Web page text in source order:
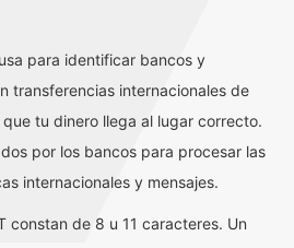
para identificar bancos y
transferencias internacionales de
tu dinero llega al lugar correcto.
por los bancos para procesar las
internacionales y mensajes.
constan de 8 u 11 caracteres. Un